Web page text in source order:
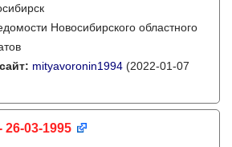
Новосибирского областного
mityavoronin1994 (2022-01-07
26-03-1995